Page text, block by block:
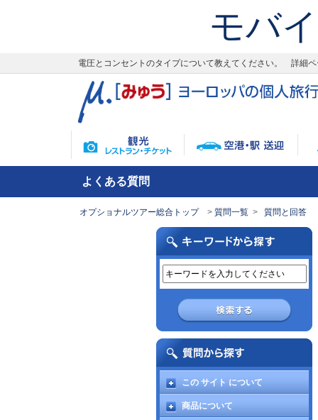
モバ
電圧とコンセントのタイプについて教えてください。 詳細ペ
よくある質問
オプショナルツアー総合トップ 質問一覧 質問と回答
この サイト について
商品について